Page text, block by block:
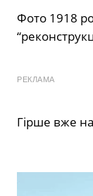
Фото 1918
РЕКЛАМА
Гірше вже